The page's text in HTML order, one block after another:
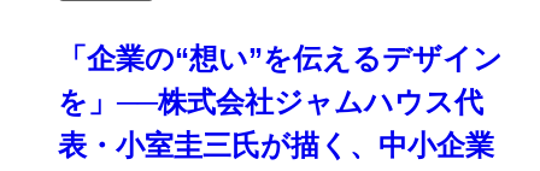
「企業の“想い”を伝えるデザイン
を」──株式会社ジャムハウス代
表・小室圭三氏が描く、中小企業